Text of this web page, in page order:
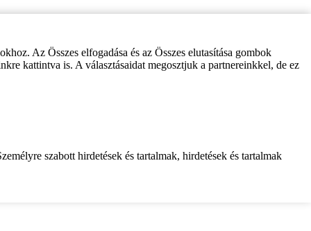
Az Összes elfogadása és az Összes elutasítása gombok
kattintva is. A választásaidat megosztjuk a partnereinkkel, de ez
szabott hirdetések és tartalmak, hirdetések és tartalmak